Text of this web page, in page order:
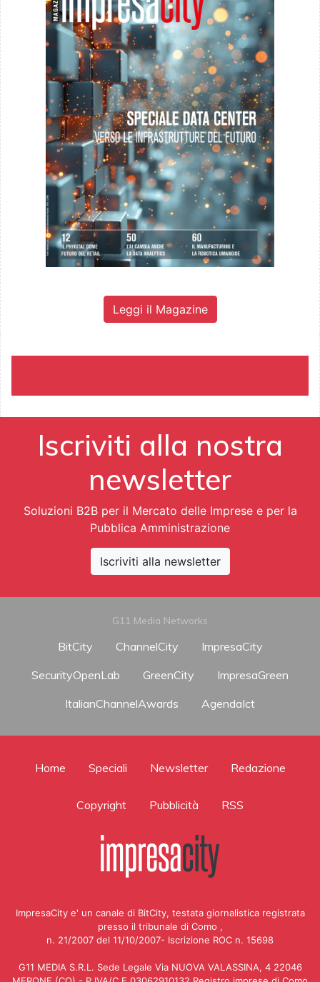
Leggi il Magazine
Iscriviti alla nostra
newsletter
Soluzioni B2B per il Mercato delle Imprese e per la
Pubblica Amministrazione
Iscriviti alla newsletter
G11 Media Networks
BitCity ChannelCity
ImpresaCity
SecurityOpenLab
GreenCity
ImpresaGreen
ItalianChannelAwards
AgendaIct
Home Speciali Newsletter Redazione
Copyright Pubblicità RSS
ImpresaCity e' un canale di BitCity, testata giornalistica registrata
presso il tribunale di Como ,
n. 21/2007 del 11/10/2007- Iscrizione ROC n. 15698
G11 MEDIA S.R.L. Sede Legale Via NUOVA VALASSINA, 4 22046